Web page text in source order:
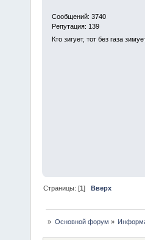
Сообщений: 3740
Репутация: 139
Кто зигует, тот без газа
Страницы: [1] Вверх
» Основной форум »